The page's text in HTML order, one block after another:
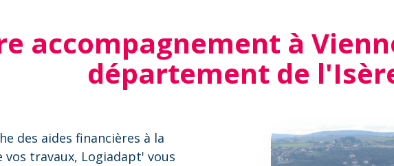
accompagnement à
département de
des aides financières à la
vos travaux, Logiadapt' vous